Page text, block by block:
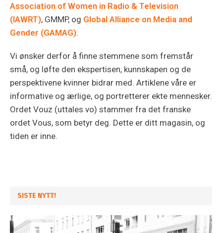
Association of Women in Radio & Television
(IAWRT), GMMP, og Global Alliance on Media and
Gender (GAMAG).
Vi ønsker derfor å finne stemmene som fremstår
små, og løfte den ekspertisen, kunnskapen og de
perspektivene kvinner bidrar med. Artiklene våre er
informative og ærlige, og portretterer ekte mennesker.
Ordet Vouz (uttales vo) stammer fra det franske
ordet Vous, som betyr deg. Dette er ditt magasin, og
tiden er inne.
SISTE NYTT!